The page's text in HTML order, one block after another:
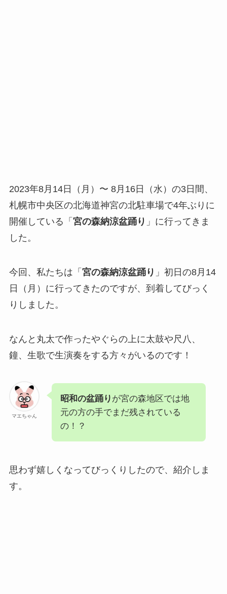
2023年8月14日（月）〜 8月16日（水）の3日間、
札幌市中央区の北海道神宮の北駐車場で4年ぶりに
開催している「 宮の森納涼盆踊り 」に行ってきま
した。
今回、私たちは「 宮の森納涼盆踊り 」初日の8月14
日（月）に行ってきたのですが、到着してびっく
りしました。
なんと丸太で作ったやぐらの上に太鼓や尺八、
鐘、生歌で生演奏をする方々がいるのです！
マエちゃん
昭和の盆踊り が宮の森地区では地
元の方の手でまだ残されている
の！？
思わず嬉しくなってびっくりしたので、紹介しま
す。